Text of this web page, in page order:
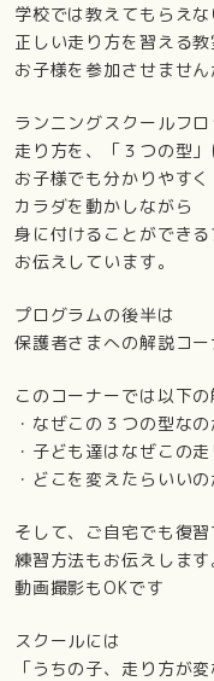
学校では教えてもらえな
正しい走り方を習える教
お子様を参加させません
ランニングスクールフ
走り方を、「３つの型」
お子様でも分かりやすく
カラダを動かしながら
身に付けることができ
お伝えしています。
プログラムの後半は
保護者さまへの解説コー
このコーナーでは以下の
・なぜこの３つの型なの
・子ども達はなぜこの
・どこを変えたらいいの
そして、ご自宅でも復習
練習方法もお伝えします
動画撮影もOKです
スクールには
「うちの子、走り方が